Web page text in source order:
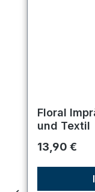
Floral
und Textil
Regulärer
13,90 €